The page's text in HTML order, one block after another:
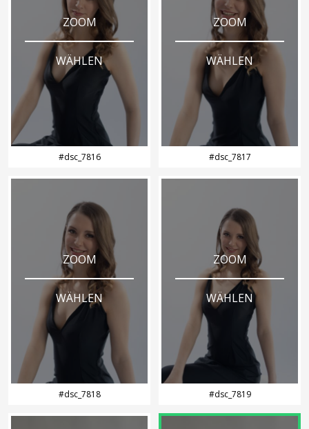
ZOOM
WÄHLEN
#dsc_7816
ZOOM
WÄHLEN
#dsc_7817
ZOOM
WÄHLEN
#dsc_7818
ZOOM
WÄHLEN
#dsc_7819